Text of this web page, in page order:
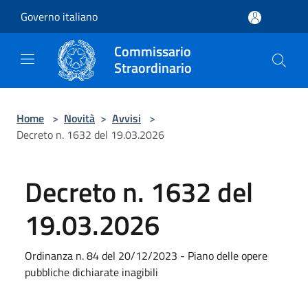
Governo italiano
Commissario
Straordinario
Home > Novità > Avvisi >
Decreto n. 1632 del 19.03.2026
Decreto n. 1632 del
19.03.2026
Ordinanza n. 84 del 20/12/2023 - Piano delle opere
pubbliche dichiarate inagibili